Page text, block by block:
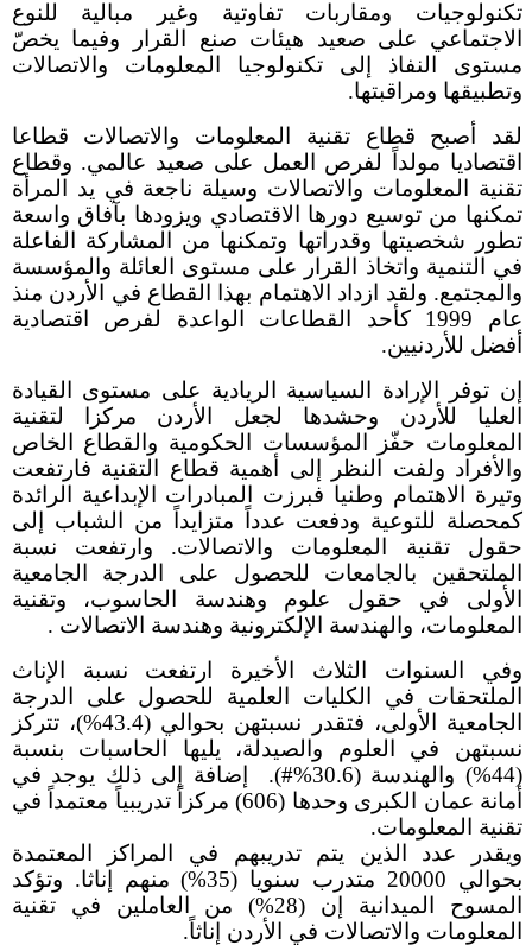
تكنولوجيات ومقاربات تفاوتية وغير مبالية للنوع
الاجتماعي على صعيد هيئات صنع القرار وفيما يخصّ
مستوى النفاذ إلى تكنولوجيا المعلومات والاتصالات
وتطبيقها ومراقبتها.
لقد أصبح قطاع تقنية المعلومات والاتصالات قطاعا
اقتصاديا مولداً لفرص العمل على صعيد عالمي. وقطاع
تقنية المعلومات والاتصالات وسيلة ناجعة في يد المرأة
تمكنها من توسيع دورها الاقتصادي ويزودها بآفاق واسعة
تطور شخصيتها وقدراتها وتمكنها من المشاركة الفاعلة
في التنمية واتخاذ القرار على مستوى العائلة والمؤسسة
والمجتمع. ولقد ازداد الاهتمام بهذا القطاع في الأردن منذ
عام 1999 كأحد القطاعات الواعدة لفرص اقتصادية
أفضل للأردنيين.
إن توفر الإرادة السياسية الريادية على مستوى القيادة
العليا للأردن وحشدها لجعل الأردن مركزا لتقنية
المعلومات حفّز المؤسسات الحكومية والقطاع الخاص
والأفراد ولفت النظر إلى أهمية قطاع التقنية فارتفعت
وتيرة الاهتمام وطنيا فبرزت المبادرات الإبداعية الرائدة
كمحصلة للتوعية ودفعت عدداً متزايداً من الشباب إلى
حقول تقنية المعلومات والاتصالات. وارتفعت نسبة
الملتحقين بالجامعات للحصول على الدرجة الجامعية
الأولى في حقول علوم وهندسة الحاسوب، وتقنية
المعلومات، والهندسة الإلكترونية وهندسة الاتصالات .
وفي السنوات الثلاث الأخيرة ارتفعت نسبة الإناث
الملتحقات في الكليات العلمية للحصول على الدرجة
الجامعية الأولى، فتقدر نسبتهن بحوالي (43.4%)، تتركز
نسبتهن في العلوم والصيدلة، يليها الحاسبات بنسبة
(44%) والهندسة (30.6%#). إضافة إلى ذلك يوجد في
أمانة عمان الكبرى وحدها (606) مركزاً تدريبياً معتمداً في
تقنية المعلومات.
ويقدر عدد الذين يتم تدريبهم في المراكز المعتمدة
بحوالي 20000 متدرب سنويا (35%) منهم إناثا. وتؤكد
المسوح الميدانية إن (28%) من العاملين في تقنية
المعلومات والاتصالات في الأردن إناثاً.